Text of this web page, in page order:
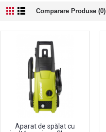
Comparare Produse (0)
Aparat de spălat cu